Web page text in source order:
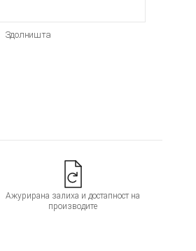
Здолништа
Ажурирана залиха и достапност на
производите